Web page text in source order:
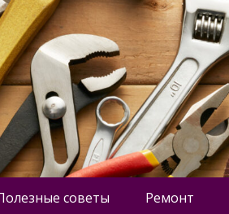
советы Ремонт